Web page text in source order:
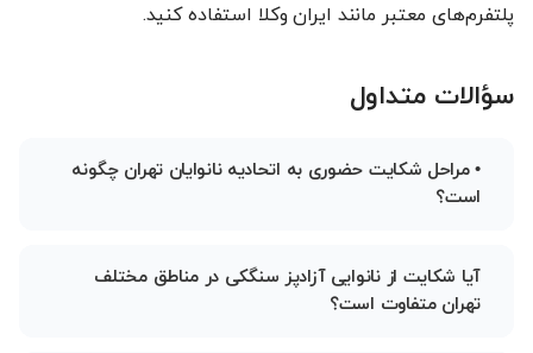
پلتفرم‌های معتبر مانند ایران وکلا استفاده کنید.
سؤالات متداول
• مراحل شکایت حضوری به اتحادیه نانوایان تهران چگونه
است؟
آیا شکایت از نانوایی آزادپز سنگکی در مناطق مختلف
تهران متفاوت است؟